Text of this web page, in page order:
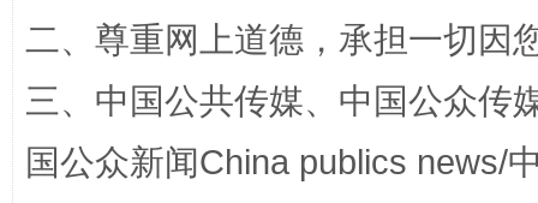
二、尊重网上道德，承担一切因
三、中国公共传媒、中国公众传
国公众新闻China publics news/